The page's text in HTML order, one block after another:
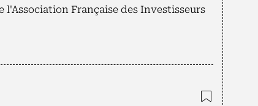
Française des Investisseurs